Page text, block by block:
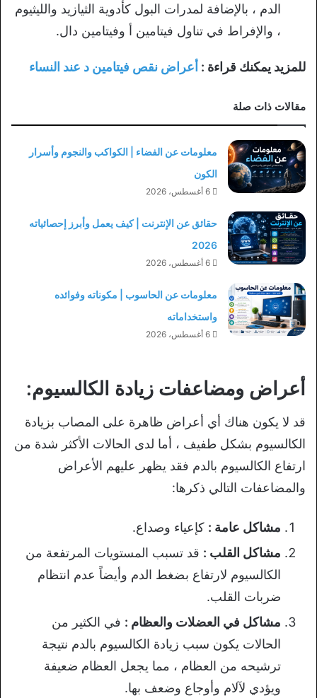
الدم ، بالإضافة لمدرات البول كأدوية الثيازيد والليثيوم
، والإفراط في تناول فيتامين أ وفيتامين دال.
للمزيد يمكنك قراءة : أعراض نقص فيتامين د عند النساء
مقالات ذات صلة
معلومات عن الفضاء | الكواكب والنجوم وأسرار
الكون
6 أغسطس، 2026
حقائق عن الإنترنت | كيف يعمل وأبرز إحصائياته
2026
6 أغسطس، 2026
معلومات عن الحاسوب | مكوناته وفوائده
واستخداماته
6 أغسطس، 2026
أعراض ومضاعفات زيادة الكالسيوم:
قد لا يكون هناك أي أعراض ظاهرة على المصاب بزيادة
الكالسيوم بشكل طفيف ، أما لدى الحالات الأكثر شدة من
ارتفاع الكالسيوم بالدم فقد يظهر عليهم الأعراض
والمضاعفات التالي ذكرها:
مشاكل عامة : كإعياء وصداع.
مشاكل القلب : قد تسبب المستويات المرتفعة من
الكالسيوم لارتفاع بضغط الدم وأيضاً عدم انتظام
ضربات القلب.
مشاكل في العضلات والعظام : في الكثير من
الحالات يكون سبب زيادة الكالسيوم بالدم نتيجة
ترشيحه من العظام ، مما يجعل العظام ضعيفة
ويؤدي لآلام وأوجاع وضعف بها.